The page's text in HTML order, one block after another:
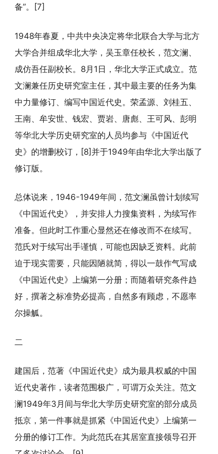
备”。[7]
1948年春夏，中共中央决定将华北联合大学与北方
大学合并组成华北大学，吴玉章任校长，范文澜、
成仿吾任副校长。8月1日，华北大学正式成立。范
文澜兼任历史研究室主任，其中最主要的任务为集
中力量修订、编写中国近代史。荣孟源、刘桂五、
王南、牟安世、钱宏、贾岩、唐彪、王可风、彭明
等华北大学历史研究室的人员均参与《中国近代
史》的增删校订，[8]并于1949年由华北大学出版了
修订版。
总体说来，1946-1949年间，范文澜虽曾计划续写
《中国近代史》，并安排人力搜集资料，为续写作
准备。但此时工作重心显然还在修改而不在续写。
范氏对于续写出手谨慎，可能也因缺乏资料。此前
迫于现实需要，只能因陋就简，得以一鼓作气写成
《中国近代史》上编第一分册；而随着研究条件趋
好，撰著之标准势必提高，自然多有顾虑，不愿率
尔操觚。
二
建国后，范著《中国近代史》成为最具权威的中国
近代史著作，读者范围极广，可谓万众关注。范文
澜1949年3月间与华北大学历史研究室的部分成员
抵京，第一件事就是抓紧《中国近代史》上编第一
分册的修订工作。为此范氏在其居室直接领导召开